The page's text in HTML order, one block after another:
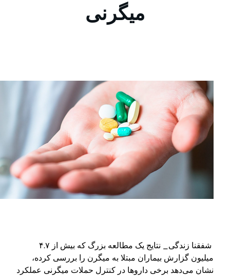
میگرنی
شفقنا زندگی_ نتایج یک مطالعه بزرگ که بیش از ۴.۷
میلیون گزارش بیماران مبتلا به میگرن را بررسی کرده،
نشان می‌دهد برخی داروها در کنترل حملات میگرنی عملکرد